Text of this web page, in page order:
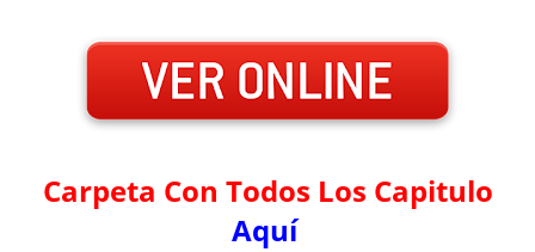
Carpeta Con Todos Los Capitulo
Aquí